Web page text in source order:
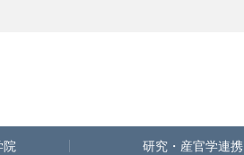
院 研究・産官学連携